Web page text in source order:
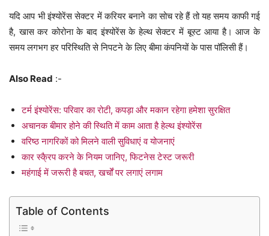
यदि आप भी इंश्योरेंस सेक्टर में करियर बनाने का सोच रहे हैं तो यह समय काफी गई
है, खास कर कोरोना के बाद इंश्योरेंस के हेल्थ सेक्टर में बूस्ट आया है। आज के
समय लगभग हर परिस्थिति से निपटने के लिए बीमा कंपनियों के पास पॉलिसी हैं।
Also Read :-
टर्म इंश्योरेंस: परिवार का रोटी, कपड़ा और मकान रहेगा हमेशा सुरक्षित
अचानक बीमार होने की स्थिति में काम आता है हेल्थ इंश्योरेंस
वरिष्ठ नागरिकों को मिलने वाली सुविधाएं व योजनाएं
कार स्कै्रप करने के नियम जानिए, फिटनेस टेस्ट जरूरी
महंगाई में जरूरी है बचत, खर्चों पर लगाएं लगाम
Table of Contents